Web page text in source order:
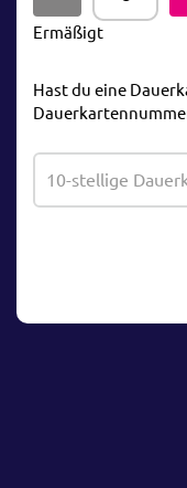
Ermäßigt
Hast du eine